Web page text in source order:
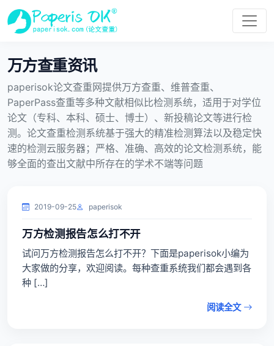
万方查重资讯
paperisok论文查重网提供万方查重、维普查重、
PaperPass查重等多种文献相似比检测系统，适用于对学位
论文（专科、本科、硕士、博士）、新投稿论文等进行检
测。论文查重检测系统基于强大的精准检测算法以及稳定快
速的检测云服务器；严格、准确、高效的论文检测系统，能
够全面的查出文献中所存在的学术不端等问题
2019-09-25 paperisok
万方检测报告怎么打不开
试问万方检测报告怎么打不开？下面是paperisok小编为
大家做的分享，欢迎阅读。每种查重系统我们都会遇到各
种 […]
阅读全文